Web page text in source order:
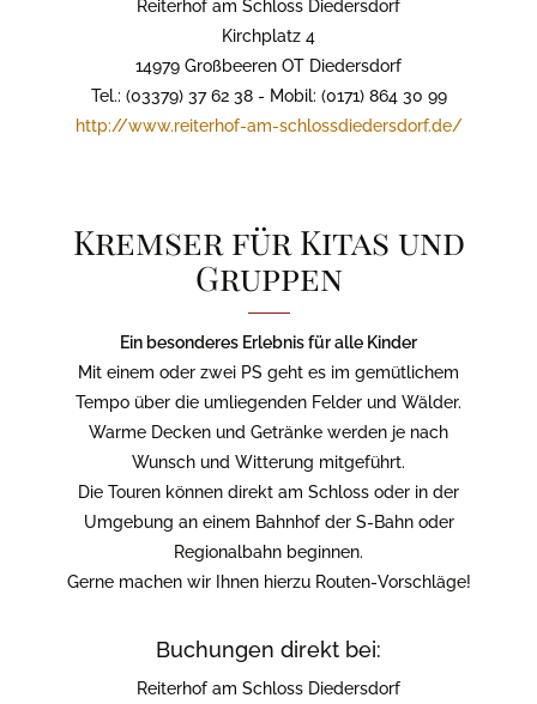
Kirchplatz 4
14979 Großbeeren OT Diedersdorf
Tel.: (03379) 37 62 38 - Mobil: (0171) 864 30 99
http://www.reiterhof-am-schlossdiedersdorf.de/
Kremser für Kitas und
Gruppen
Ein besonderes Erlebnis für alle Kinder
Mit einem oder zwei PS geht es im gemütlichem
Tempo über die umliegenden Felder und Wälder.
Warme Decken und Getränke werden je nach
Wunsch und Witterung mitgeführt.
Die Touren können direkt am Schloss oder in der
Umgebung an einem Bahnhof der S-Bahn oder
Regionalbahn beginnen.
Gerne machen wir Ihnen hierzu Routen-Vorschläge!
Buchungen direkt bei:
Reiterhof am Schloss Diedersdorf